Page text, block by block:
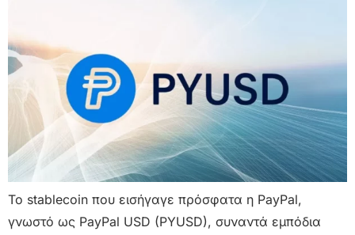
Το stablecoin που εισήγαγε πρόσφατα η PayPal,
γνωστό ως PayPal USD (PYUSD), συναντά εμπόδια